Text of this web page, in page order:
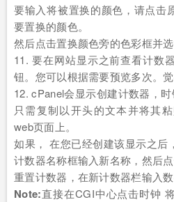
要输入将被置换的颜色，请点击
要置换的颜色。
然后点击置换颜色旁的色彩框并选
11. 要在网站显示之前查看计数
钮。您可以根据需要预览多次。
12. cPanel会显示创建计数器，时
只需复制以开头的文本并将其
web页面上。
如果， 在您已经创建该显示之后
计数器名称框输入新名称，然后点
重置计数器，在新计数器栏输入
Note:直接在CGI中心点击时钟